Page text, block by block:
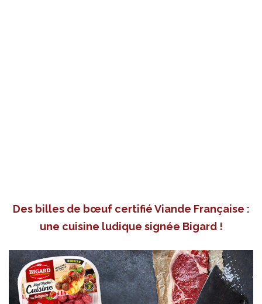
Des billes de bœuf certifié Viande Française :
une cuisine ludique signée Bigard !